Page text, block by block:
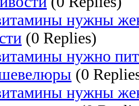
нужны
(0 Replies)
нужно
(0
нужны